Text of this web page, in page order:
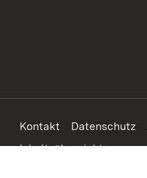
Footer
Kontakt Datenschutz
Inhaltsübersicht